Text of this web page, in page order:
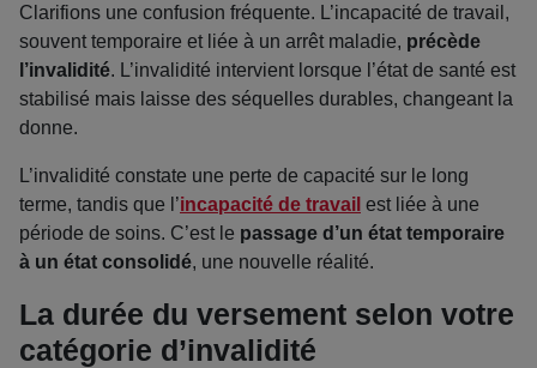
Clarifions une confusion fréquente. L’incapacité de travail,
souvent temporaire et liée à un arrêt maladie, précède
l’invalidité. L’invalidité intervient lorsque l’état de santé est
stabilisé mais laisse des séquelles durables, changeant la
donne.
L’invalidité constate une perte de capacité sur le long
terme, tandis que l’incapacité de travail est liée à une
période de soins. C’est le passage d’un état temporaire
à un état consolidé, une nouvelle réalité.
La durée du versement selon votre
catégorie d’invalidité